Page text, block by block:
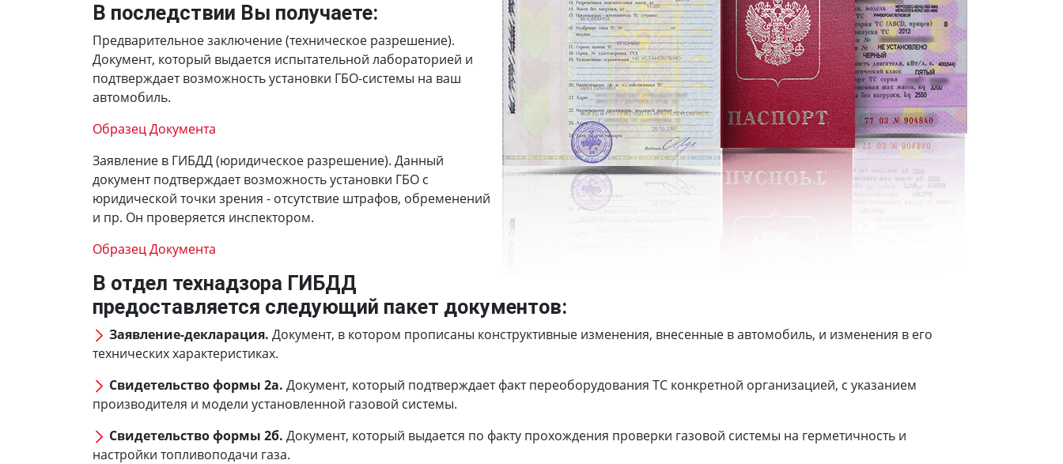
В последствии Вы получаете:
Предварительное заключение (техническое разрешение).
Документ, который выдается испытательной лабораторией и
подтверждает возможность установки ГБО-системы на ваш
автомобиль.
Образец Документа
Заявление в ГИБДД (юридическое разрешение). Данный
документ подтверждает возможность установки ГБО с
юридической точки зрения - отсутствие штрафов, обременений
и пр. Он проверяется инспектором.
Образец Документа
В отдел технадзора ГИБДД
предоставляется следующий пакет документов:
Заявление-декларация. Документ, в котором прописаны конструктивные изменения, внесенные в автомобиль, и изменения в его
технических характеристиках.
Свидетельство формы 2а. Документ, который подтверждает факт переоборудования ТС конкретной организацией, с указанием
производителя и модели установленной газовой системы.
Свидетельство формы 2б. Документ, который выдается по факту прохождения проверки газовой системы на герметичность и
настройки топливоподачи газа.